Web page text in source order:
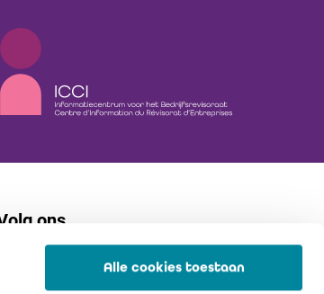
Alle cookies toestaan
ons